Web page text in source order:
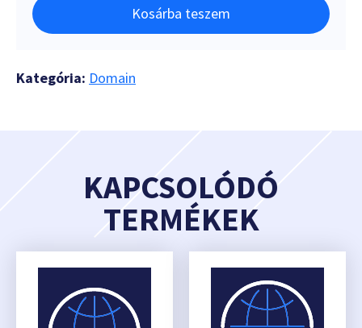
Kosárba teszem
Kategória: Domain
KAPCSOLÓDÓ
TERMÉKEK